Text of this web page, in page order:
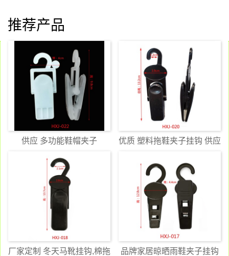
推荐产品
供应 多功能鞋帽夹子 优质 塑料拖鞋夹子挂钩 供应
厂家定制 冬天马靴挂钩,棉拖
品牌家居晾晒雨鞋夹子挂钩